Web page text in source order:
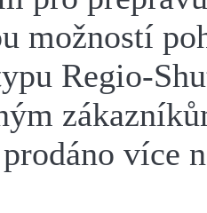
možností
Regio-
více